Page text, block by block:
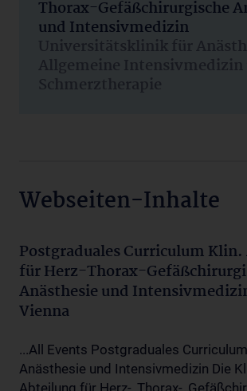
Thorax-Gefäßchirurgische
und Intensivmedizin
Universitätsklinik für
Allgemeine Intensivmedizin
Schmerztherapie
Webseiten-Inhalte
Postgraduales Curriculum
für Herz-Thorax-
Anästhesie und
Vienna
...All Events Postgraduales
Anästhesie und Intensivmedizin Die
Abteilung für Herz-, Thorax-,